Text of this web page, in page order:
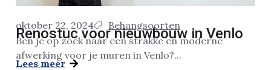
oktober 22, 2024 Behangsoorten
Renostuc voor nieuwbouw in Venlo
Ben je op zoek naar een strakke en moderne
afwerking voor je muren in Venlo?...
Lees meer